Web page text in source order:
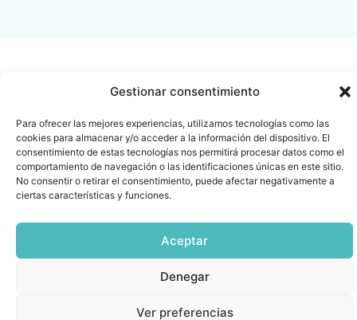
Gestionar consentimiento
Para ofrecer las mejores experiencias, utilizamos tecnologías como las
cookies para almacenar y/o acceder a la información del dispositivo. El
consentimiento de estas tecnologías nos permitirá procesar datos como el
comportamiento de navegación o las identificaciones únicas en este sitio.
No consentir o retirar el consentimiento, puede afectar negativamente a
ciertas características y funciones.
Aceptar
Denegar
Ver preferencias